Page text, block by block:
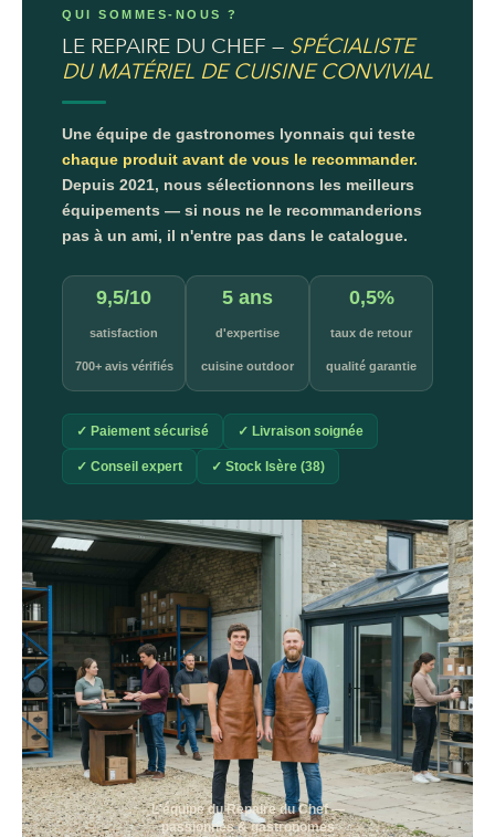
QUI SOMMES-NOUS ?
LE REPAIRE DU CHEF — SPÉCIALISTE
DU MATÉRIEL DE CUISINE CONVIVIAL
Une équipe de gastronomes lyonnais qui teste
chaque produit avant de vous le recommander.
Depuis 2021, nous sélectionnons les meilleurs
équipements — si nous ne le recommanderions
pas à un ami, il n'entre pas dans le catalogue.
9,5/10
satisfaction
700+ avis vérifiés
5 ans
d'expertise
cuisine outdoor
0,5%
taux de retour
qualité garantie
✓ Paiement sécurisé ✓ Livraison soignée
✓ Conseil expert ✓ Stock Isère (38)
L'équipe du Repaire du Chef —
passionnés & gastronomes